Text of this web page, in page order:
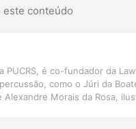
este conteúdo
PUCRS, é co-fundador da
como o Júri da
Morais da Rosa,